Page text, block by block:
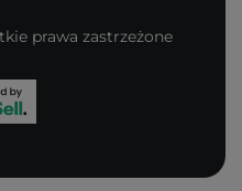
prawa zastrzeżone